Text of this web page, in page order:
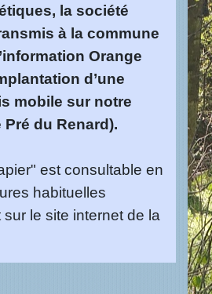
la société
à la commune
Orange
d’une
mobile sur notre
du Renard).
est consultable en
habituelles
sur le site internet de la